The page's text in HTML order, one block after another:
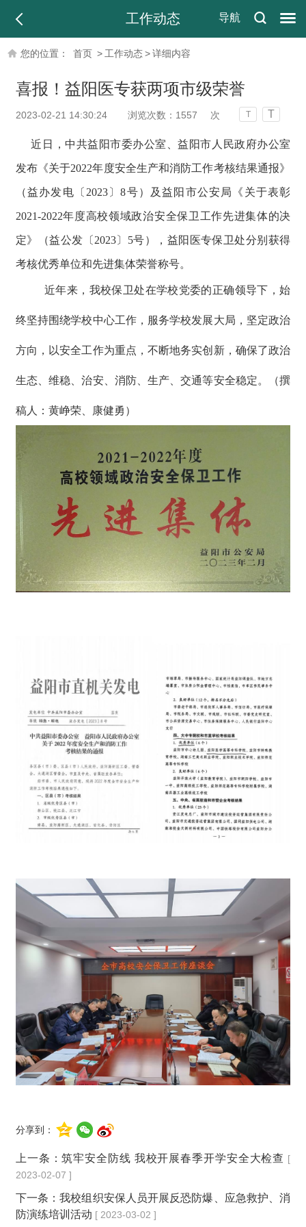
导航
工作动态
您的位置： 首页 > 工作动态>详细内容
喜报！益阳医专获两项市级荣誉
2023-02-21 14:30:24 浏览次数： 1557 次 T T
近日，中共益阳市委办公室、益阳市人民政府办公室
发布《关于2022年度安全生产和消防工作考核结果通报》
（益办发电〔 2023 〕8号）及益阳市公安局《关于表彰
2021-2022年度高校领域政治安全保卫工作先进集体的决
定》（益公发〔 2023〕 5号），益阳医专保卫处分别获得
考核优秀单位和先进集体荣誉称号。
近年来，我校保卫处在学校党委的正确领导下，始
终坚持围绕学校中心工作，服务学校发展大局，坚定政治
方向，以安全工作为重点，不断地务实创新，确保了政治
生态、维稳、治安、消防、生产、交通等安全稳定。（撰
稿人：黄峥荣、康健勇）
分享到：
上一条：筑牢安全防线 我校开展春季开学安全大检查 [
2023-02-07 ]
下一条：我校组织安保人员开展反恐防爆、应急救护、消
防演练培训活动 [ 2023-03-02 ]